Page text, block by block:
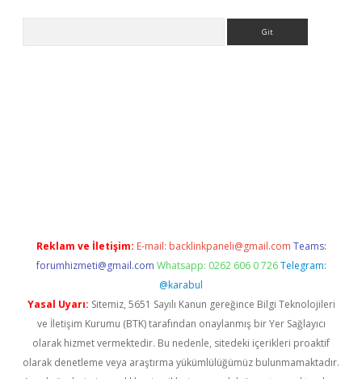
Reklam ve İletişim: E-mail: backlinkpaneli@gmail.com Teams:
forumhizmeti@gmail.com Whatsapp: 0262 606 0 726 Telegram:
@karabul
Yasal Uyarı: Sitemiz, 5651 Sayılı Kanun gereğince Bilgi Teknolojileri
ve İletişim Kurumu (BTK) tarafından onaylanmış bir Yer Sağlayıcı
olarak hizmet vermektedir. Bu nedenle, sitedeki içerikleri proaktif
olarak denetleme veya araştırma yükümlülüğümüz bulunmamaktadır.